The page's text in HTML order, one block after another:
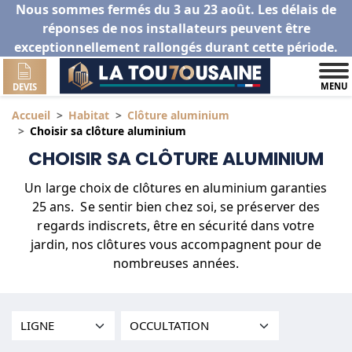
Nous sommes fermés du 3 au 23 août. Les délais de
réponses de nos installateurs peuvent être
exceptionnellement rallongés durant cette période.
DEVIS MENU
Accueil Habitat
Clôture aluminium
Choisir sa clôture aluminium
CHOISIR SA CLÔTURE ALUMINIUM
Un large choix de clôtures en aluminium garanties
25 ans. Se sentir bien chez soi, se préserver des
regards indiscrets, être en sécurité dans votre
jardin, nos clôtures vous accompagnent pour de
nombreuses années.